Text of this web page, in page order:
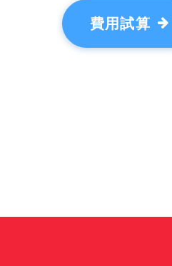
費用試算